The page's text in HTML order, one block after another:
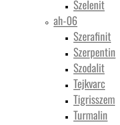
Szelenit
ah-06
Szerafinit
Szerpentin
Szodalit
Tejkvarc
Tigrisszem
Turmalin